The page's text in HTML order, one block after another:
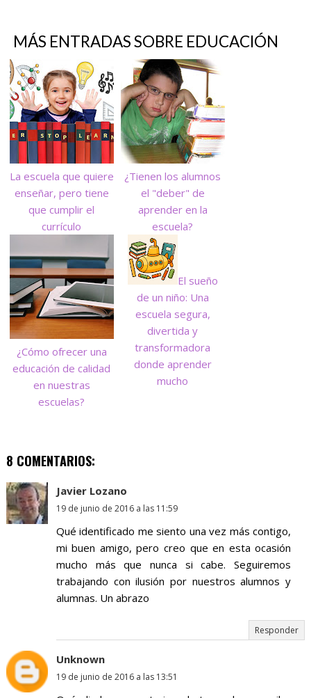
MÁS ENTRADAS SOBRE EDUCACIÓN
La escuela que quiere
enseñar, pero tiene
que cumplir el
currículo
¿Tienen los alumnos
el "deber" de
aprender en la
escuela?
¿Cómo ofrecer una
educación de calidad
en nuestras
escuelas?
El sueño
de un niño: Una
escuela segura,
divertida y
transformadora
donde aprender
mucho
8 COMENTARIOS:
Javier Lozano
19 de junio de 2016 a las 11:59
Qué identificado me siento una vez más contigo,
mi buen amigo, pero creo que en esta ocasión
mucho más que nunca si cabe. Seguiremos
trabajando con ilusión por nuestros alumnos y
alumnas. Un abrazo
Responder
Unknown
19 de junio de 2016 a las 13:51